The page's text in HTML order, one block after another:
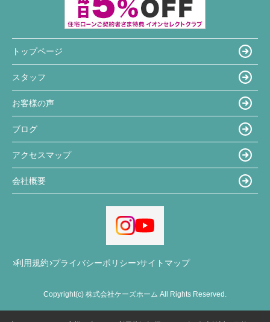
トップページ
スタッフ
お客様の声
ブログ
アクセスマップ
会社概要
利用規約 プライバシーポリシー サイトマップ
Copyright(c) 株式会社ケーズホーム All Rights Reserved.